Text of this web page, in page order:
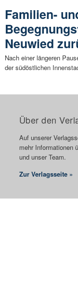
Familien-
Neuwied
Nach einer längeren
der südöstlichen
Über den
Auf unserer
mehr Informationen
und unser Team.
Zur Verlagsseite »